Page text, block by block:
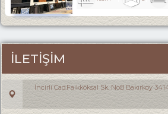
İLETİŞİM
İncirli Cad.Faikköksal Sk. No:8 Bakırköy